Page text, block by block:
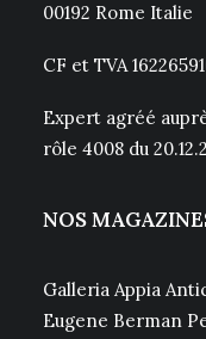
00192 Rome Italie
CF et TVA
Expert agréé
rôle 4008 du
NOS
Galleria Appia
Eugene Berman